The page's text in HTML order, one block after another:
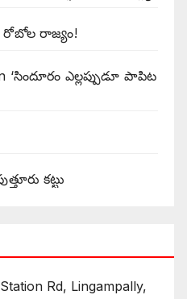
రోబోల రాజ్యం!
‘సిందూరం ఎల్లప్పుడూ పాపిట
కట్టు
Rd, Lingampally,